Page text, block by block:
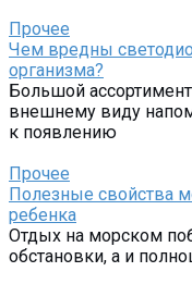
Прочее
Чем вредны
организма?
Большой
внешнему виду
к появлению
Прочее
Полезные свойства
ребенка
Отдых на морском
обстановки, а и